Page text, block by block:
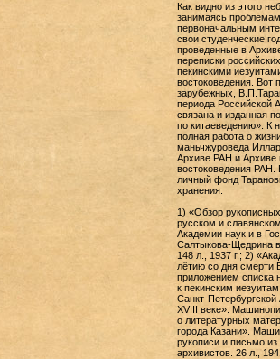
Как видно из этого
занимаясь
первоначальным
свои студенческие
проведенные в
переписки
пекинскими
востоковедения. Вот
зарубежных,
периода Российской
связана и изданная
по китаеведению». К
полная работа о
маньчжуроведа
Архиве РАН и Архиве
востоковедения
личный фонд
хранения:
1) «Обзор
русском и
Академии наук и в
Салтыкова-Щедрина
148 л., 1937 г.; 2)
лётию со дня смерти
приложением списка
к пекинским
Санкт-
XVIII веке».
о литературных
города Казани».
рукописи и письмо
архивистов. 26 л.,